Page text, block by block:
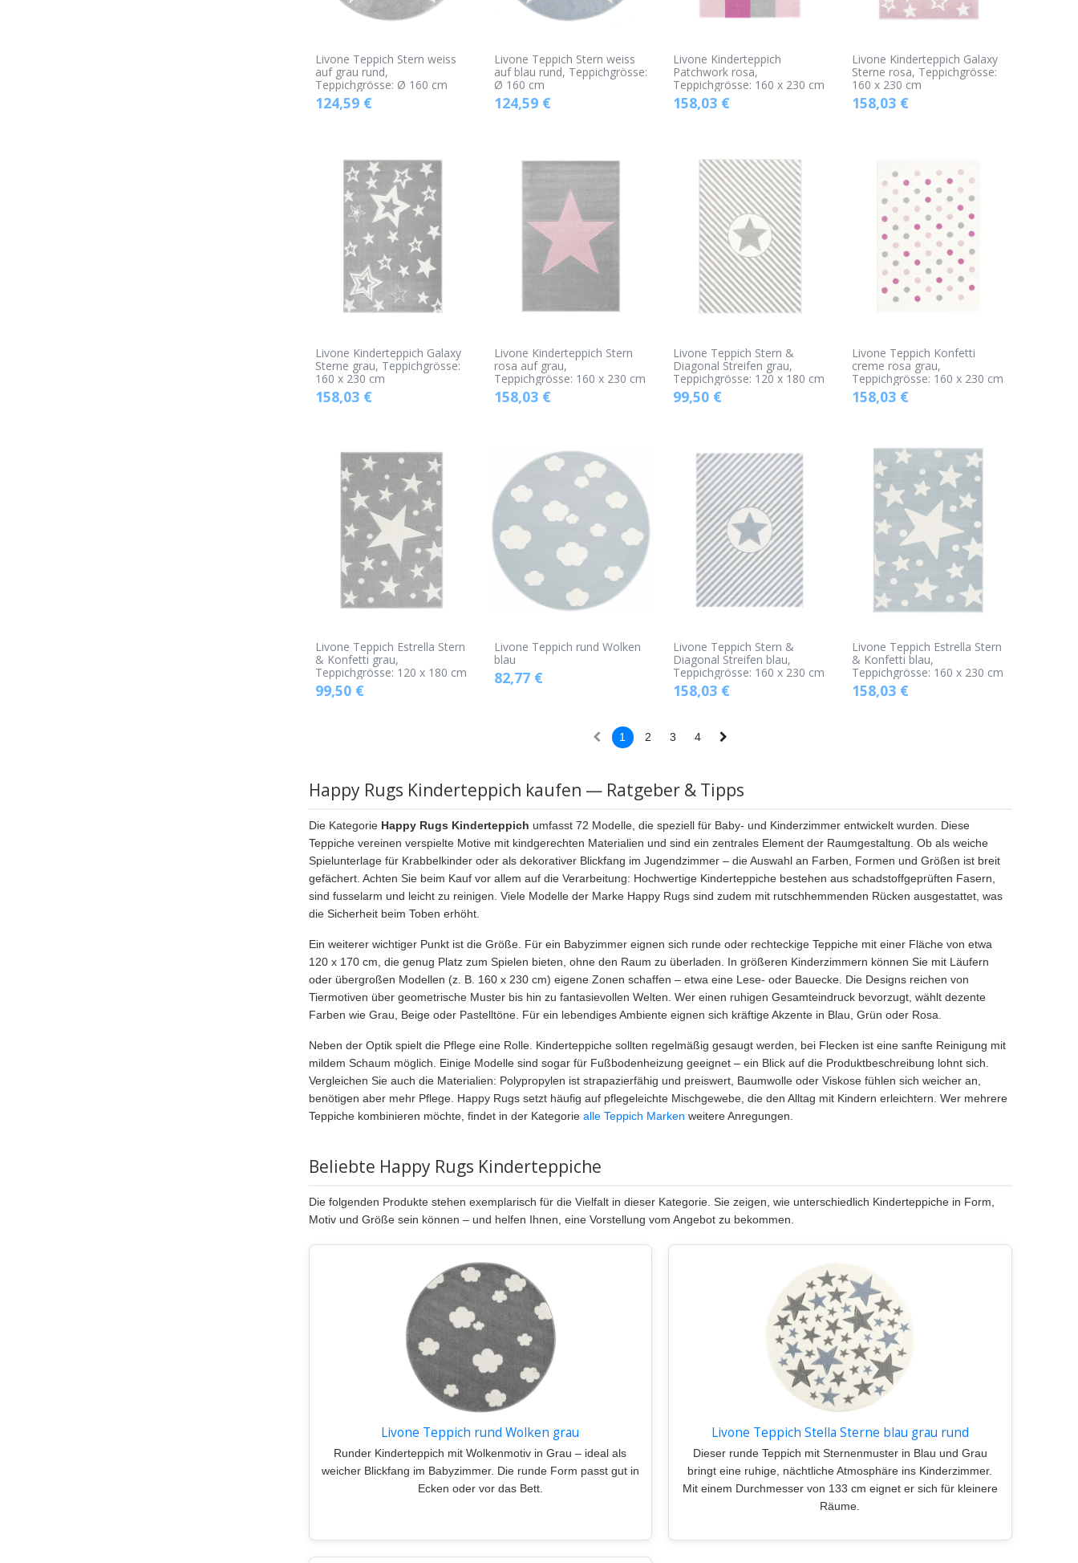
Livone Teppich Stern weiss
auf grau rund,
Teppichgrösse: Ø 160 cm
124,59€
Livone Teppich Stern weiss
auf blau rund, Teppichgrösse:
Ø 160 cm
124,59€
Livone Kinderteppich
Patchwork rosa,
Teppichgrösse: 160 x 230 cm
158,03 €
Livone Kinderteppich Galaxy
Sterne rosa, Teppichgrösse:
160 x 230 cm
158,03 €
Livone Kinderteppich Galaxy
Sterne grau, Teppichgrösse:
160 x 230 cm
158,03€
Livone Kinderteppich Stern
rosa auf grau,
Teppichgrösse: 160 x 230 cm
158,03€
Livone Teppich Stern &
Diagonal Streifen grau,
Teppichgrösse: 120 x 180 cm
99,50 €
Livone Teppich Konfetti
creme rosa grau,
Teppichgrösse: 160 x 230 cm
158,03 €
Livone Teppich Estrella Stern
& Konfetti grau,
Teppichgrösse: 120 x 180 cm
99,50€
Livone Teppich rund Wolken
blau
82,77€
Livone Teppich Stern &
Diagonal Streifen blau,
Teppichgrösse: 160 x 230 cm
158,03 €
Livone Teppich Estrella Stern
& Konfetti blau,
Teppichgrösse: 160 x 230 cm
158,03 €
1 2 3 4
Happy Rugs Kinderteppich kaufen — Ratgeber & Tipps
Die Kategorie Happy Rugs Kinderteppich umfasst 72 Modelle, die speziell für Baby- und Kinderzimmer entwickelt wurden. Diese
Teppiche vereinen verspielte Motive mit kindgerechten Materialien und sind ein zentrales Element der Raumgestaltung. Ob als weiche
Spielunterlage für Krabbelkinder oder als dekorativer Blickfang im Jugendzimmer – die Auswahl an Farben, Formen und Größen ist breit
gefächert. Achten Sie beim Kauf vor allem auf die Verarbeitung: Hochwertige Kinderteppiche bestehen aus schadstoffgeprüften Fasern,
sind fusselarm und leicht zu reinigen. Viele Modelle der Marke Happy Rugs sind zudem mit rutschhemmenden Rücken ausgestattet, was
die Sicherheit beim Toben erhöht.
Ein weiterer wichtiger Punkt ist die Größe. Für ein Babyzimmer eignen sich runde oder rechteckige Teppiche mit einer Fläche von etwa
120 x 170 cm, die genug Platz zum Spielen bieten, ohne den Raum zu überladen. In größeren Kinderzimmern können Sie mit Läufern
oder übergroßen Modellen (z. B. 160 x 230 cm) eigene Zonen schaffen – etwa eine Lese- oder Bauecke. Die Designs reichen von
Tiermotiven über geometrische Muster bis hin zu fantasievollen Welten. Wer einen ruhigen Gesamteindruck bevorzugt, wählt dezente
Farben wie Grau, Beige oder Pastelltöne. Für ein lebendiges Ambiente eignen sich kräftige Akzente in Blau, Grün oder Rosa.
Neben der Optik spielt die Pflege eine Rolle. Kinderteppiche sollten regelmäßig gesaugt werden, bei Flecken ist eine sanfte Reinigung mit
mildem Schaum möglich. Einige Modelle sind sogar für Fußbodenheizung geeignet – ein Blick auf die Produktbeschreibung lohnt sich.
Vergleichen Sie auch die Materialien: Polypropylen ist strapazierfähig und preiswert, Baumwolle oder Viskose fühlen sich weicher an,
benötigen aber mehr Pflege. Happy Rugs setzt häufig auf pflegeleichte Mischgewebe, die den Alltag mit Kindern erleichtern. Wer mehrere
Teppiche kombinieren möchte, findet in der Kategorie alle Teppich Marken weitere Anregungen.
Beliebte Happy Rugs Kinderteppiche
Die folgenden Produkte stehen exemplarisch für die Vielfalt in dieser Kategorie. Sie zeigen, wie unterschiedlich Kinderteppiche in Form,
Motiv und Größe sein können – und helfen Ihnen, eine Vorstellung vom Angebot zu bekommen.
Livone Teppich rund Wolken grau
Runder Kinderteppich mit Wolkenmotiv in Grau – ideal als
weicher Blickfang im Babyzimmer. Die runde Form passt gut in
Ecken oder vor das Bett.
Livone Teppich Stella Sterne blau grau rund
Dieser runde Teppich mit Sternenmuster in Blau und Grau
bringt eine ruhige, nächtliche Atmosphäre ins Kinderzimmer.
Mit einem Durchmesser von 133 cm eignet er sich für kleinere
Räume.